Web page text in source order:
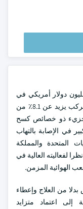
قيمة سوق الأردوستين العالمي 54.2 مليون دولار أمريكي في
عام 2024 ويقدر أن ينمو بمعدل نمو سنوي مركب يزيد عن 8.1٪ من
عبارة عن جزيء ذو خصائص كسح
في الإصابة بالتهاب
المتحدة والمملكة
لفعاليته العالية في
الهوائية المزمن.
بدلا من العلاج وإعطاء
إلى اعتماد متزايد